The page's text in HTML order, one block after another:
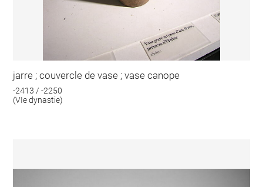
jarre ; couvercle de vase ; vase canope
-2413 / -2250
(VIe dynastie)